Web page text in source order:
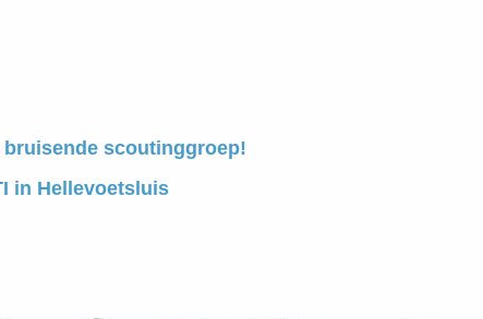
scoutinggroep!
in Hellevoetsluis